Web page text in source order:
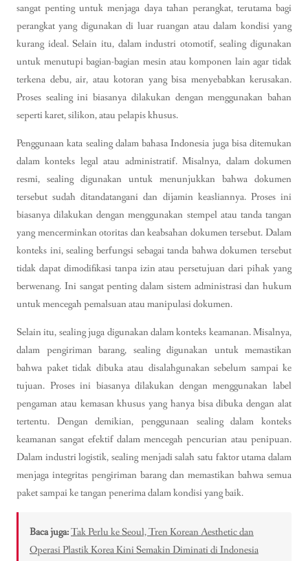
sangat penting untuk menjaga daya tahan perangkat, terutama bagi
perangkat yang digunakan di luar ruangan atau dalam kondisi yang
kurang ideal. Selain itu, dalam industri otomotif, sealing digunakan
untuk menutupi bagian-bagian mesin atau komponen lain agar tidak
terkena debu, air, atau kotoran yang bisa menyebabkan kerusakan.
Proses sealing ini biasanya dilakukan dengan menggunakan bahan
seperti karet, silikon, atau pelapis khusus.
Penggunaan kata sealing dalam bahasa Indonesia juga bisa ditemukan
dalam konteks legal atau administratif. Misalnya, dalam dokumen
resmi, sealing digunakan untuk menunjukkan bahwa dokumen
tersebut sudah ditandatangani dan dijamin keasliannya. Proses ini
biasanya dilakukan dengan menggunakan stempel atau tanda tangan
yang mencerminkan otoritas dan keabsahan dokumen tersebut. Dalam
konteks ini, sealing berfungsi sebagai tanda bahwa dokumen tersebut
tidak dapat dimodifikasi tanpa izin atau persetujuan dari pihak yang
berwenang. Ini sangat penting dalam sistem administrasi dan hukum
untuk mencegah pemalsuan atau manipulasi dokumen.
Selain itu, sealing juga digunakan dalam konteks keamanan. Misalnya,
dalam pengiriman barang, sealing digunakan untuk memastikan
bahwa paket tidak dibuka atau disalahgunakan sebelum sampai ke
tujuan. Proses ini biasanya dilakukan dengan menggunakan label
pengaman atau kemasan khusus yang hanya bisa dibuka dengan alat
tertentu. Dengan demikian, penggunaan sealing dalam konteks
keamanan sangat efektif dalam mencegah pencurian atau penipuan.
Dalam industri logistik, sealing menjadi salah satu faktor utama dalam
menjaga integritas pengiriman barang dan memastikan bahwa semua
paket sampai ke tangan penerima dalam kondisi yang baik.
Baca juga:Tak Perlu ke Seoul, Tren Korean Aesthetic dan
Operasi Plastik Korea Kini Semakin Diminati di Indonesia